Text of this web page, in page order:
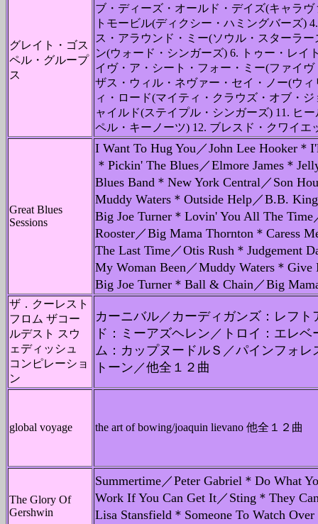
グレイト・ゴス
ペル・グループ
ス
ブ・ディーズ・オールド・デイズ(キャラ
トモービル(ディクシー・ハミングバーズ)
ス・アラウンド・ミー(ソウル・スターラ
ン(ウォード・シンガーズ) 6. トゥー・レイ
イヴ・ア・シート・フォー・ミー(ファイ
ザス・ウィル・ネヴァー・セイ・ノー(ウ
ィ・ロード(マイティ・クラウズ・オブ・
ャイルド(ステイプル・シンガーズ) 11. ヒ
ペル・キーノーツ) 12. ブレスド・クワイ
Great Blues
Sessions
I Want To Hug You／John Lee Hooker
＊Pickin' The Blues／Elmore James＊
Blues Band＊New York Central／Son
Muddy Waters＊Outside Help／B.B.
Big Joe Turner＊Lovin' You All The
Rooster／Big Mama Thornton＊Caress
The Last Time／Otis Rush＊Judgement
My Woman Been／Muddy Waters＊
Big Joe Turner＊Ball & Chain／Big
ザ．クーレスト
フロム ザコー
ルデスト スウ
ェディッシュ
コンピレーショ
ン
カーニバル／カーディガンズ：レフ
ド：ミーアズヘレン／トロイ：エレ
ム：カップヌードルＳ／パインフォ
トーン／他全１２曲
global voyage the art of bowing/joaquin lievano 他全１２曲
The Glory Of
Gershwin
Summertime／Peter Gabriel＊Do What
Work If You Can Get It／Sting＊They
Lisa Stansfield＊Someone To Watch